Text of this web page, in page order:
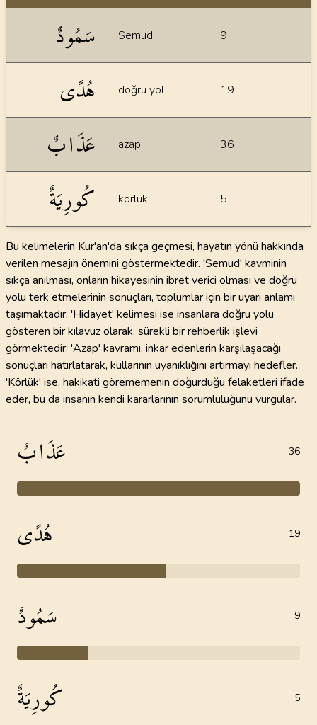
سَمُودٌ Semud 9
هُدًى doğru yol 19
عَذَابٌ azap 36
كُورِيَةٌ körlük 5
Bu kelimelerin Kur'an'da sıkça geçmesi, hayatın yönü hakkında
verilen mesajın önemini göstermektedir. 'Semud' kavminin
sıkça anılması, onların hikayesinin ibret verici olması ve doğru
yolu terk etmelerinin sonuçları, toplumlar için bir uyarı anlamı
taşımaktadır. 'Hidayet' kelimesi ise insanlara doğru yolu
gösteren bir kılavuz olarak, sürekli bir rehberlik işlevi
görmektedir. 'Azap' kavramı, inkar edenlerin karşılaşacağı
sonuçları hatırlatarak, kullarının uyanıklığını artırmayı hedefler.
'Körlük' ise, hakikati görememenin doğurduğu felaketleri ifade
eder, bu da insanın kendi kararlarının sorumluluğunu vurgular.
عَذَابٌ 36
هُدًى 19
سَمُودٌ 9
كُورِيَةٌ 5